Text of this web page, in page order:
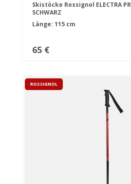
Skistöcke Rossignol ELECTRA
SCHWARZ
Länge: 115 cm
65 €
ROSSIGNOL